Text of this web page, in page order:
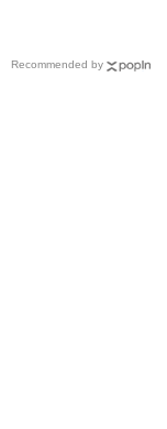
Recommended by